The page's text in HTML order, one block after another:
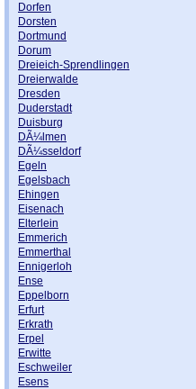
Dorfen
Dorsten
Dortmund
Dorum
Dreieich-Sprendlingen
Dreierwalde
Dresden
Duderstadt
Duisburg
DÃ¼lmen
DÃ¼sseldorf
Egeln
Egelsbach
Ehingen
Eisenach
Elterlein
Emmerich
Emmerthal
Ennigerloh
Ense
Eppelborn
Erfurt
Erkrath
Erpel
Erwitte
Eschweiler
Esens